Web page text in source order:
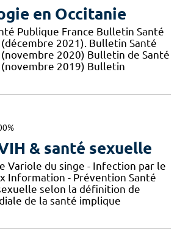
en Occitanie
Publique France Bulletin Santé
2021). Bulletin Santé
2020) Bulletin de Santé
2019) Bulletin
& santé sexuelle
Variole du singe - Infection par le
Information - Prévention Santé
selon la définition de
de la santé implique